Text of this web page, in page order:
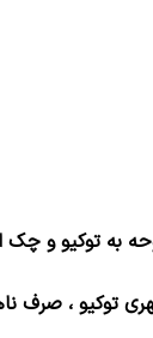
به توکیو و
، صرف